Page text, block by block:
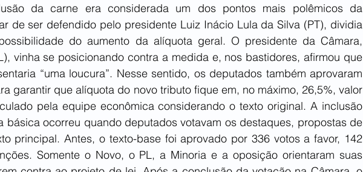
da carne era considerada um dos pontos mais polêmicos da
de ser defendido pelo presidente Luiz Inácio Lula da Silva (PT), dividia
do aumento da alíquota geral. O presidente da Câmara,
vinha se posicionando contra a medida e, nos bastidores, afirmou que
“uma loucura”. Nesse sentido, os deputados também aprovaram
garantir que alíquota do novo tributo fique em, no máximo, 26,5%, valor
pela equipe econômica considerando o texto original. A inclusão
básica ocorreu quando deputados votavam os destaques, propostas de
principal. Antes, o texto-base foi aprovado por 336 votos a favor, 142
Somente o Novo, o PL, a Minoria e a oposição orientaram suas